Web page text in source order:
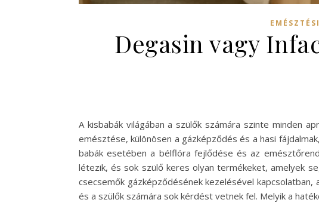
Degasin vagy
A kisbabák világában a szülők számára szinte minden
emésztése, különösen a gázképződés és a hasi
babák esetében a bélflóra fejlődése és az
létezik, és sok szülő keres olyan termékeket, amelyek
csecsemők gázképződésének kezelésével
és a szülők számára sok kérdést vetnek fel. Melyik a